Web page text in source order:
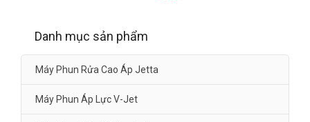
Danh mục sản phẩm
Máy Phun Rửa Cao Áp Jetta
Máy Phun Áp Lực V-Jet